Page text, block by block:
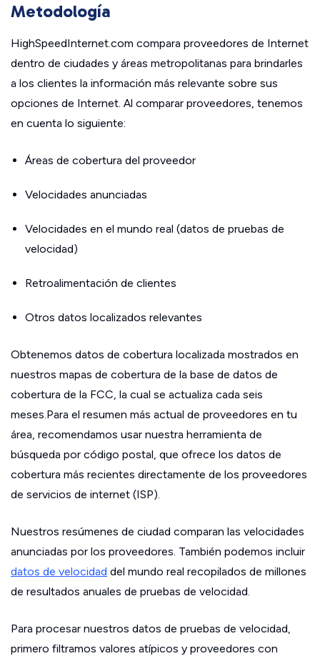
Metodología
HighSpeedInternet.com compara proveedores de Internet
dentro de ciudades y áreas metropolitanas para brindarles
a los clientes la información más relevante sobre sus
opciones de Internet. Al comparar proveedores, tenemos
en cuenta lo siguiente:
Áreas de cobertura del proveedor
Velocidades anunciadas
Velocidades en el mundo real (datos de pruebas de
velocidad)
Retroalimentación de clientes
Otros datos localizados relevantes
Obtenemos datos de cobertura localizada mostrados en
nuestros mapas de cobertura de la base de datos de
cobertura de la FCC, la cual se actualiza cada seis
meses.Para el resumen más actual de proveedores en tu
área, recomendamos usar nuestra herramienta de
búsqueda por código postal, que ofrece los datos de
cobertura más recientes directamente de los proveedores
de servicios de internet (ISP).
Nuestros resúmenes de ciudad comparan las velocidades
anunciadas por los proveedores. También podemos incluir
datos de velocidad del mundo real recopilados de millones
de resultados anuales de pruebas de velocidad.
Para procesar nuestros datos de pruebas de velocidad,
primero filtramos valores atípicos y proveedores con